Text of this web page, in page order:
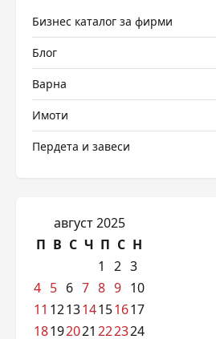
Бизнес каталог за фирми
Блог
Варна
Имоти
Пердета и завеси
август 2025
П В С Ч П С Н
1
2 3
4 5 6 7 8 9 10
11 121314151617
18192021 222324